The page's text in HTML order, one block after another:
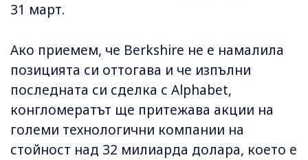
31 март.
Ако приемем, че Berkshire не е намалила
позицията си оттогава и че изпълни
последната си сделка с Alphabet,
конгломератът ще притежава акции на
големи технологични компании на
стойност над 32 милиарда долара, което е